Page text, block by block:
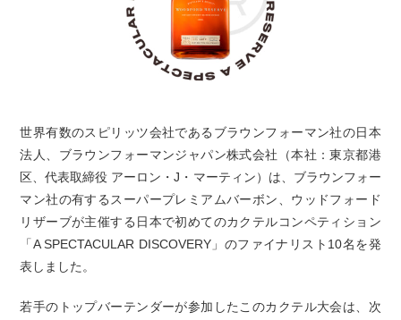
世界有数のスピリッツ会社であるブラウンフォーマン社の日本
法人、ブラウンフォーマンジャパン株式会社（本社：東京都港
区、代表取締役 アーロン・J・マーティン）は、ブラウンフォー
マン社の有するスーパープレミアムバーボン、ウッドフォード
リザーブが主催する日本で初めてのカクテルコンペティション
「A SPECTACULAR DISCOVERY」のファイナリスト10名を発
表しました。
若手のトップバーテンダーが参加したこのカクテル大会は、次